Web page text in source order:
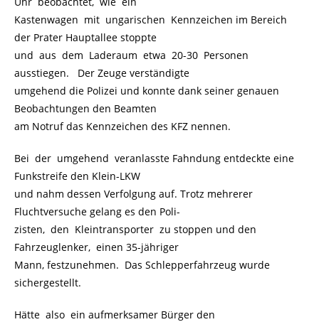
Kastenwagen mit ungarischen Kennzeichen im Bereich
der Prater Hauptallee stoppte
und aus dem Laderaum etwa 20-30 Personen
ausstiegen. Der Zeuge verständigte
umgehend die Polizei und konnte dank seiner genauen
Beobachtungen den Beamten
am Notruf das Kennzeichen des KFZ nennen.
Bei der umgehend veranlasste Fahndung entdeckte eine
Funkstreife den Klein-LKW
und nahm dessen Verfolgung auf. Trotz mehrerer
Fluchtversuche gelang es den Poli-
zisten, den Kleintransporter zu stoppen und den
Fahrzeuglenker, einen 35-jähriger
Mann, festzunehmen. Das Schlepperfahrzeug wurde
sichergestellt.
Hätte also ein aufmerksamer Bürger den